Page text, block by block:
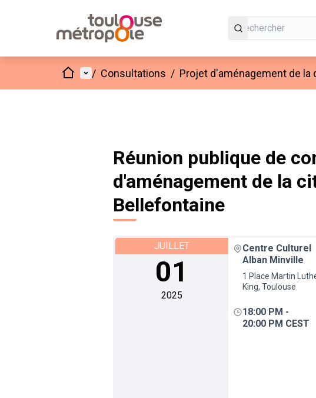
AccueilMenu principal
/ Consultations / Projet d'aménagement de
Réunion publique de
d'aménagement de la
Bellefontaine
JUILLET
01
2025
Centre Culturel
Alban Minville
1 Place Martin
King, Toulouse
18:00 PM -
20:00 PM CEST